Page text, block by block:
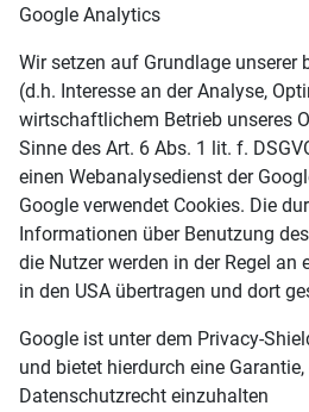
Google Analytics
Wir setzen auf Grundlage unserer
(d.h. Interesse an der Analyse,
wirtschaftlichem Betrieb unseres
Sinne des Art. 6 Abs. 1 lit. f.
einen Webanalysedienst der
Google verwendet Cookies. Die
Informationen über Benutzung
die Nutzer werden in der Regel an
in den USA übertragen und dort
Google ist unter dem Privacy-
und bietet hierdurch eine
Datenschutzrecht einzuhalten